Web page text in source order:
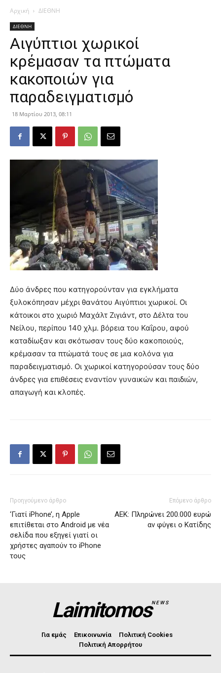
Αρχική ΔΙΕΘΝΗ
ΔΙΕΘΝΗ
Αιγύπτιοι χωρικοί
κρέμασαν τα πτώματα
κακοποιών για
παραδειγματισμό
18 Μαρτίου 2013, 08:11
Δύο άνδρες που κατηγορούνταν για εγκλήματα
ξυλοκόπησαν μέχρι θανάτου Αιγύπτιοι χωρικοί. Οι
κάτοικοι στο χωριό Μαχάλτ Ζιγιάντ, στο Δέλτα του
Νείλου, περίπου 140 χλμ. βόρεια του Καΐρου, αφού
καταδίωξαν και σκότωσαν τους δύο κακοποιούς,
κρέμασαν τα πτώματά τους σε μια κολόνα για
παραδειγματισμό. Οι χωρικοί κατηγορούσαν τους δύο
άνδρες για επιθέσεις εναντίον γυναικών και παιδιών,
απαγωγή και κλοπές.
Προηγούμενο άρθρο
‘Γιατί iPhone’, η Apple
επιτίθεται στο Android με νέα
σελίδα που εξηγεί γιατί οι
χρήστες αγαπούν το iPhone
τους
Επόμενο άρθρο
ΑΕΚ: Πληρώνει 200.000 ευρώ
αν φύγει ο Κατίδης
LaimitomosNEWS
Για εμάς Επικοινωνία
Πολιτική Cookies
Πολιτική Απορρήτου